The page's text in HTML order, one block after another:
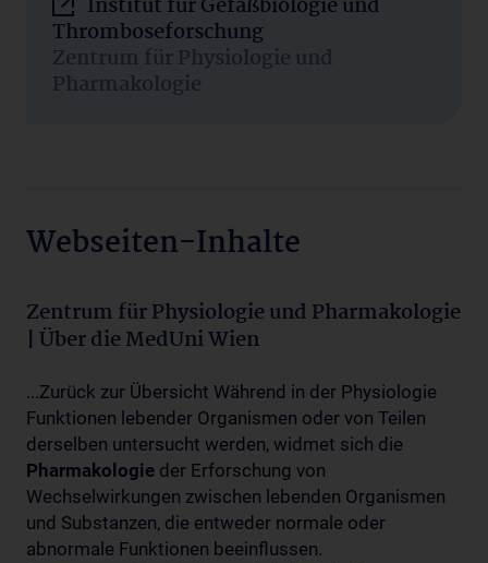
Institut für Gefäßbiologie und
Thromboseforschung
Zentrum für Physiologie und
Pharmakologie
Webseiten-Inhalte
Zentrum für Physiologie und Pharmakologie
| Über die MedUni Wien
...Zurück zur Übersicht Während in der Physiologie
Funktionen lebender Organismen oder von Teilen
derselben untersucht werden, widmet sich die
Pharmakologie der Erforschung von
Wechselwirkungen zwischen lebenden Organismen
und Substanzen, die entweder normale oder
abnormale Funktionen beeinflussen.